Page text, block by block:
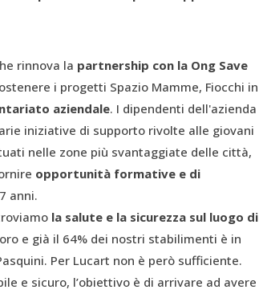
rinnova la partnership con la Ong Save
i progetti Spazio Mamme, Fiocchi in
aziendale. I dipendenti dell'azienda
iniziative di supporto rivolte alle giovani
nelle zone più svantaggiate delle città,
opportunità formative e di
anni.
la salute e la sicurezza sul luogo di
e già il 64% dei nostri stabilimenti è in
Per Lucart non è però sufficiente.
e sicuro, l’obiettivo è di arrivare ad avere